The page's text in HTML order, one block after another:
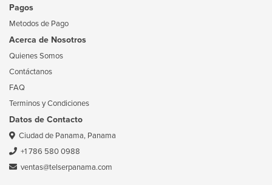
Pagos
Metodos de Pago
Acerca de Nosotros
Quienes Somos
Contáctanos
FAQ
Terminos y Condiciones
Datos de Contacto
Ciudad de Panama, Panama
+1 786 580 0988
ventas@telserpanama.com